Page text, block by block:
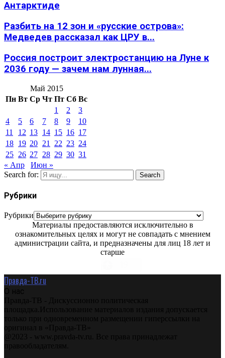
Антарктиде
Разбить на 12 зон и «русские острова»:
Медведев рассказал как ЦРУ в...
Россия построит электростанцию на Луне к
2036 году — зачем нам лунная...
Май 2015
Пн Вт Ср Чт Пт Сб Вс
1
2
3
4
5 6 7 8 9
10
11
12 13 14 15 16 17
18 19 20 21 22 23 24
25 26 27 28 29 30 31
« Апр
Июн »
Search for:
Search
Рубрики
Рубрики
Материалы предоставляются исключительно в
ознакомительных целях и могут не совпадать с мнением
администрации сайта, и предназначены для лиц 18 лет и
старше
Правда-ТВ.ru
О нас
Правда-ТВ - Дискуссионно политическая
площадка.Использование материалов издания допускается
только при одновременном размещении гиперссылки на
оригинал в «Правда-ТВ»
@2023 - www.pravda-tv.ru. Все права принадлежат
правообладателям.